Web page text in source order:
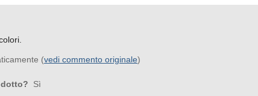
(vedi commento originale)
Sì